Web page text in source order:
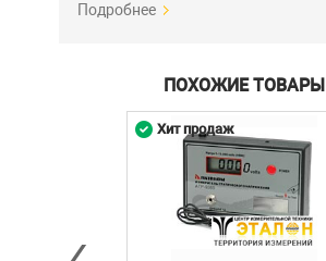
Подробнее
ПОХОЖИЕ ТОВАРЫ
Хит продаж